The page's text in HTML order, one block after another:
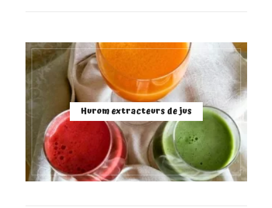
Hurom extracteurs de jus